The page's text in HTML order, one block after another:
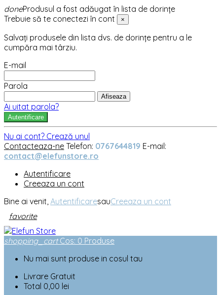
doneProdusul a fost adăugat în lista de dorințe
Trebuie să te conectezi în cont
×
Salvați produsele din lista dvs. de dorințe pentru a le
cumpăra mai târziu.
E-mail
Parola
Afiseaza
Ai uitat parola?
Autentificare
Nu ai cont? Crează unul
Contacteaza-ne Telefon: 0767644819 E-mail:
contact@elefunstore.ro
Autentificare
Creeaza un cont
Bine ai venit, AutentificaresauCreeaza un cont
favorite
shopping_cart Cos: 0 Produse
Nu mai sunt produse in cosul tau
Livrare Gratuit
Total 0,00 lei